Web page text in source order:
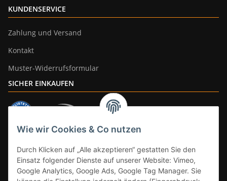
Wie wir Cookies & Co nutzen
Durch Klicken auf „Alle akzeptieren“ gestatten Sie den
Einsatz folgender Dienste auf unserer Website: Vimeo,
Google Analytics, Google Ads, Google Tag Manager. Sie
KUNDENSERVICE
Zahlung und Versand
Kontakt
Muster-Widerrufsformular
SICHER EINKAUFEN